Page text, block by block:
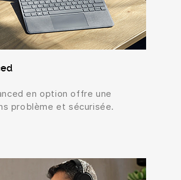
en option offre une
problème et sécurisée.